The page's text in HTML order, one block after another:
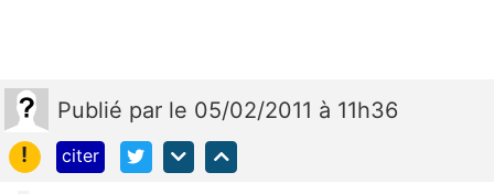
Publié par le 05/02/2011 à 11h36
!
citer